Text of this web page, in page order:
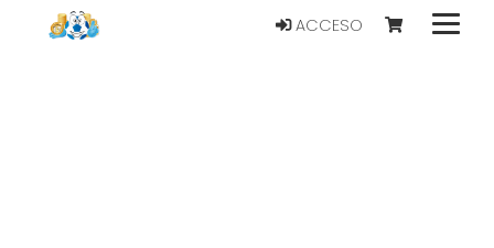
ACCESO